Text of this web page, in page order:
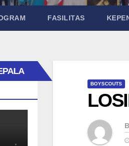
FASILITAS
BOYSCOUTS